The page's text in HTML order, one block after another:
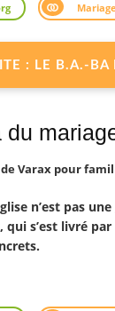
: LE B.A.-
du
Varax pour
n’est pas
qui s’est livré